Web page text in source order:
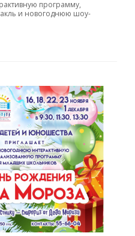
программу,
и новогоднюю шоу-